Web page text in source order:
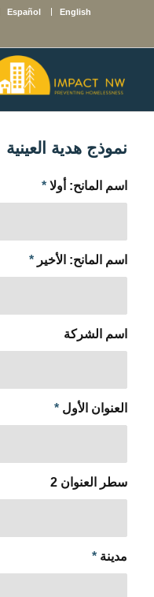
English
Español
نموذج هدية العينية
اسم المانح: أولا *
اسم المانح: الأخير *
اسم الشركة
العنوان الأول *
سطر العنوان 2
مدينة *